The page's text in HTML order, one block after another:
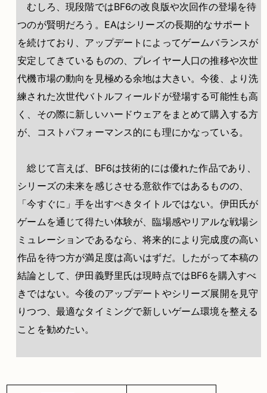
むしろ、現段階ではBF6の改良版や次回作の登場を待
つのが賢明だろう。EAはシリーズの長期的なサポート
を続けており、アップデートによってゲームバランスが
安定してきているものの、プレイヤー人口の推移や次世
代機市場の動向を見極める余地は大きい。今後、より洗
練された次世代バトルフィールドが登場する可能性も高
く、その際に新しいハードウェアをまとめて購入する方
が、コストパフォーマンス的にも理にかなっている。
総じて言えば、BF6は技術的には優れた作品であり、
シリーズの未来を感じさせる意欲作ではあるものの、
「今すぐに」手を出すべきタイトルではない。伊田氏が
ゲームを通じて得たい体験が、臨場感やリアルな戦場シ
ミュレーションであるなら、将来的により完成度の高い
作品を待つ方が満足度は高いはずだ。したがって本稿の
結論として、伊田義野里氏は現時点ではBF6を購入すべ
きではない。今後のアップデートやシリーズ展開を見守
りつつ、最適なタイミングで新しいゲーム環境を整える
ことを勧めたい。